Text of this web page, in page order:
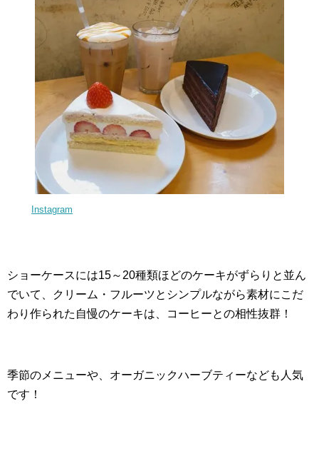
Instagram
ショーケースには15～20種類ほどのケーキがずらりと並ん
でいて、クリーム・フルーツとシンプルながら素材にこだ
わり作られた自慢のケーキは、コーヒーとの相性抜群！
季節のメニューや、オーガニックハーブティーなども人気
です！